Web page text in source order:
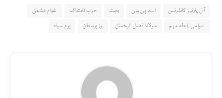
آل پارٹیز کانفرنس اے پی سی بجٹ حزب اختلاف
عوام دشمن
عوامی رابطہ مہم
مولانا فضل الرحمان وزیرستان یوم سیاہ